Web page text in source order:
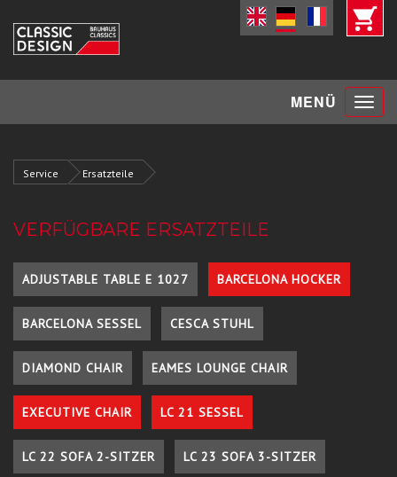
MENÜ Toggle
Service Ersatzteile
VERFÜGBARE ERSATZTEILE
ADJUSTABLE TABLE E 1027 BARCELONA HOCKER
BARCELONA SESSEL CESCA STUHL
DIAMOND CHAIR EAMES LOUNGE CHAIR
EXECUTIVE CHAIR LC 21 SESSEL
LC 22 SOFA 2-SITZER LC 23 SOFA 3-SITZER